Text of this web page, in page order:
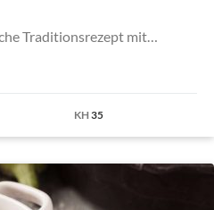
Traditionsrezept mit…
KH35